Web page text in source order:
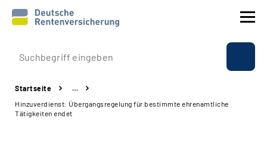
Prävention
Reha
Startseite
…
Hinzuverdienst: Übergangsregelung für bestimmte ehrenamtliche
Tätigkeiten endet